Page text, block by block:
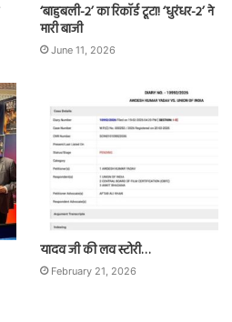
‘बाहुबली-2’ का रिकॉर्ड टूटा! ‘धुरंधर-2’ ने
मारी बाजी
June 11, 2026
यादव जी की लव स्टोरी…
February 21, 2026